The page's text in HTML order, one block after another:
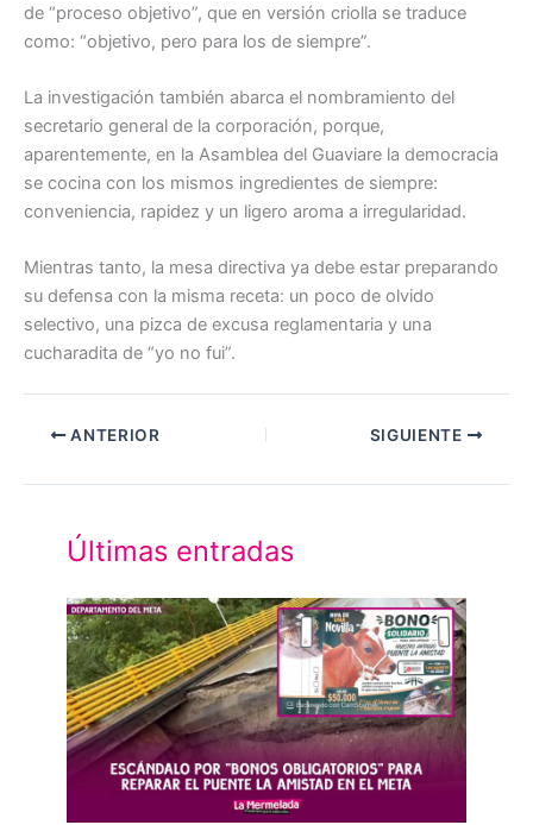
de “proceso objetivo”, que en versión criolla se traduce
como: “objetivo, pero para los de siempre”.
La investigación también abarca el nombramiento del
secretario general de la corporación, porque,
aparentemente, en la Asamblea del Guaviare la democracia
se cocina con los mismos ingredientes de siempre:
conveniencia, rapidez y un ligero aroma a irregularidad.
Mientras tanto, la mesa directiva ya debe estar preparando
su defensa con la misma receta: un poco de olvido
selectivo, una pizca de excusa reglamentaria y una
cucharadita de “yo no fui”.
ANTERIOR SIGUIENTE
Últimas entradas